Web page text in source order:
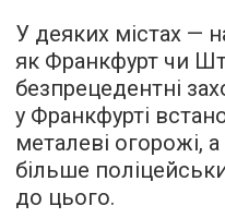
У деяких містах —
як Франкфурт чи
безпрецедентні
у Франкфурті
металеві огорожі,
більше
до цього.